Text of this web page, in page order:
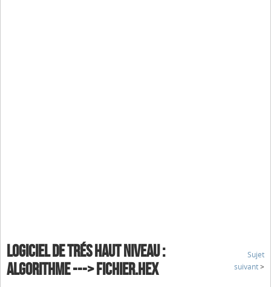
LOGICIEL DE TRÉS HAUT NIVEAU :
ALGORITHME ---> FICHIER.HEX
Sujet
suivant >